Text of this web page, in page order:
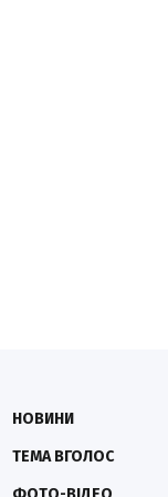
НОВИНИ
ТЕМА ВГОЛОС